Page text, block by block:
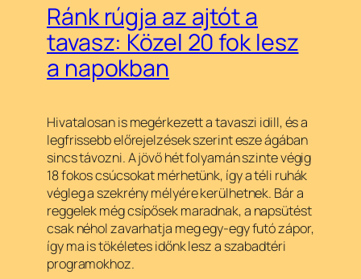
Ránk rúgja az ajtót a
tavasz: Közel 20 fok lesz
a napokban
Hivatalosan is megérkezett a tavaszi idill, és a
legfrissebb előrejelzések szerint esze ágában
sincs távozni. A jövő hét folyamán szinte végig
18 fokos csúcsokat mérhetünk, így a téli ruhák
végleg a szekrény mélyére kerülhetnek. Bár a
reggelek még csípősek maradnak, a napsütést
csak néhol zavarhatja meg egy-egy futó zápor,
így ma is tökéletes időnk lesz a szabadtéri
programokhoz.